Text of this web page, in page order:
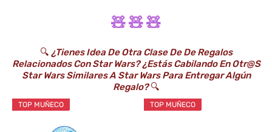
🧸 🧸 🧸
🔍 ¿Tienes Idea De Otra Clase De De Regalos
Relacionados Con Star Wars? ¿Estás Cabilando En Otr@s
Star Wars Similares A Star Wars Para Entregar Algún
Regalo?🔍
TOP MUÑECO TOP MUÑECO